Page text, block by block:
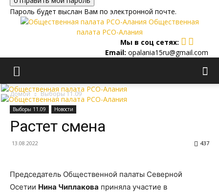
Пароль будет выслан Вам по электронной почте.
Общественная
палата РСО-Алания
Мы в соц сетях:
Email: opalania15ru@gmail.com
Домой Выборы 11.09
Выборы 11.09 Новости
Растет смена
13.08.2022 437
Председатель Общественной палаты Северной
Осетии Нина Чиплакова приняла участие в